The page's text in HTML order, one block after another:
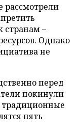
рассмотрели
–
Однако
не
перед
покинули
пять